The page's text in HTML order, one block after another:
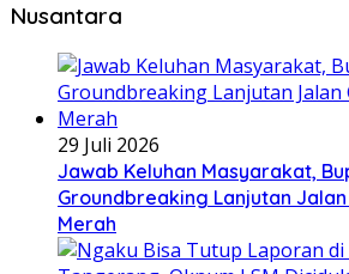
Nusantara
29 Juli 2026
Jawab Keluhan Masyarakat,
Groundbreaking Lanjutan Jalan
Merah